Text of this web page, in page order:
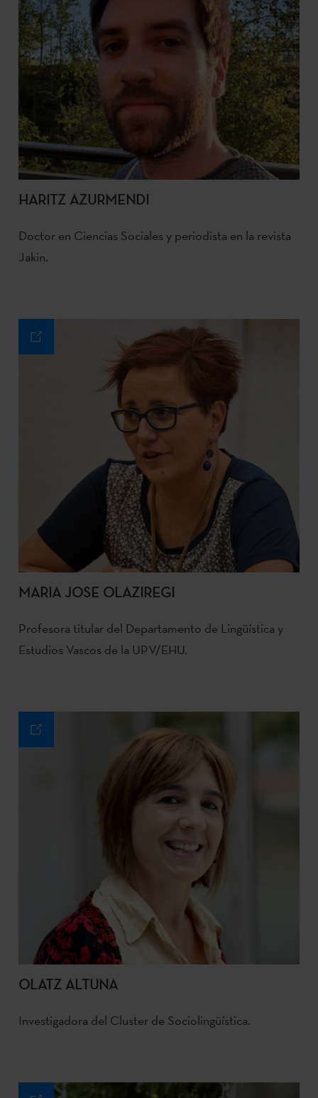
HARITZ AZURMENDI
Doctor en Ciencias Sociales y periodista en la revista
Jakin.
MARIA JOSE OLAZIREGI
Profesora titular del Departamento de Lingüística y
Estudios Vascos de la UPV/EHU.
OLATZ ALTUNA
Investigadora del Cluster de Sociolingüística.